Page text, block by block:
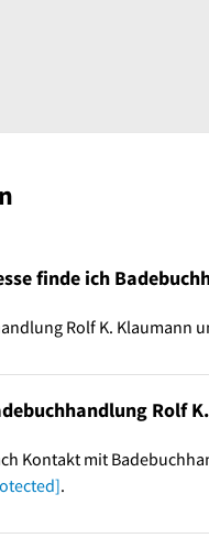
finde ich
Rolf K. Klaumann
Rolf
Kontakt mit
.